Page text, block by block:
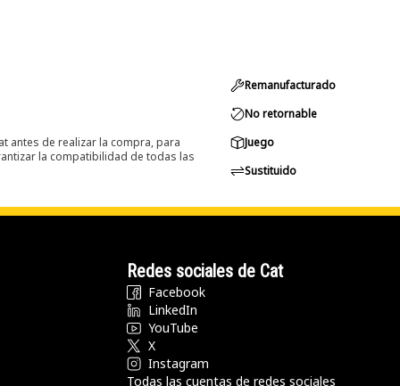
antes de realizar la compra, para
la compatibilidad de todas las
Remanufacturado
No retornable
Juego
Sustituido
Redes sociales de Cat
Facebook
LinkedIn
YouTube
X
Instagram
Todas las cuentas de redes sociales